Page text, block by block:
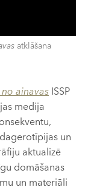
atklāšana
ainavas ISSP
medija
un
aktualizē
domāšanas
un materiāli